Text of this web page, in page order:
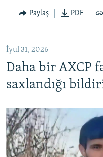
Paylaş PDF
İyul 31, 2026
Daha bir AXCP
saxlandığı